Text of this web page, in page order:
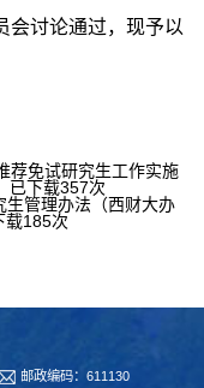
会讨论通过，现予以
荐免试研究生工作实施
已下载357次
生管理办法（西财大办
载185次
邮政编码：611130